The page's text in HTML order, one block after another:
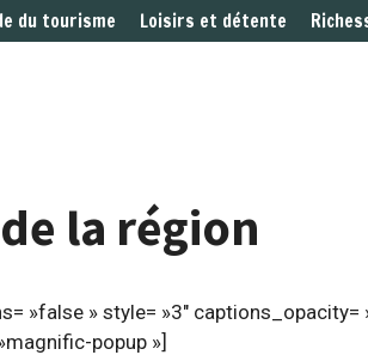
du tourisme Loisirs et détente
la région
»false » style= »3″ captions_opacity=
popup »]